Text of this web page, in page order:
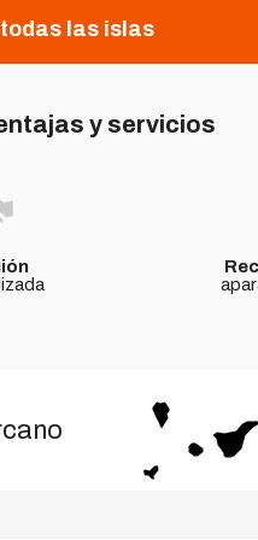
las islas
y servicios